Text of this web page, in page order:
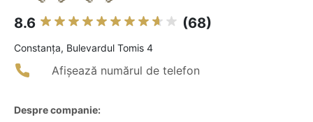
8.6 (68)
Constanţa, Bulevardul Tomis 4
Afișează numărul de telefon
Despre companie: